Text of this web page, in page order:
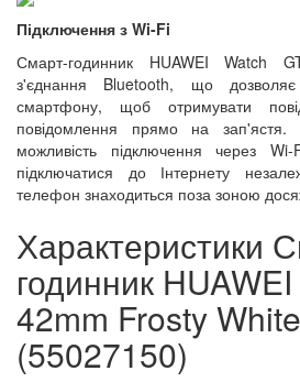
Підключення з Wi-Fi
Смарт-годинник HUAWEI Watch
з'єднання Bluetooth, що
смартфону, щоб отримувати
повідомлення прямо на зап'ястя.
можливість підключення через
підключатися до Інтернету
телефон знаходиться поза зоною
Характеристики
годинник
42mm Frosty White
(55027150)